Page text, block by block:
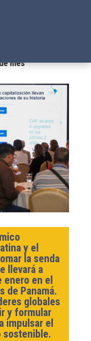
mes
y el
la senda
llevará a
enero en el
de Panamá.
globales
y formular
impulsar el